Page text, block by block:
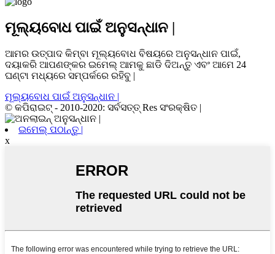
ମୂଲ୍ୟବୋଧ ପାଇଁ ଅନୁସନ୍ଧାନ |
ଆମର ଉତ୍ପାଦ କିମ୍ବା ମୂଲ୍ୟବୋଧ ବିଷୟରେ ଅନୁସନ୍ଧାନ ପାଇଁ,
ଦୟାକରି ଆପଣଙ୍କର ଇମେଲ୍ ଆମକୁ ଛାଡି ଦିଅନ୍ତୁ ଏବଂ ଆମେ 24
ଘଣ୍ଟା ମଧ୍ୟରେ ସମ୍ପର୍କରେ ରହିବୁ |
ମୂଲ୍ୟବୋଧ ପାଇଁ ଅନୁସନ୍ଧାନ |
© କପିରାଇଟ୍ - 2010-2020: ସର୍ବସତ୍ତ୍ Res ସଂରକ୍ଷିତ |
ଇମେଲ୍ ପଠାନ୍ତୁ |
x